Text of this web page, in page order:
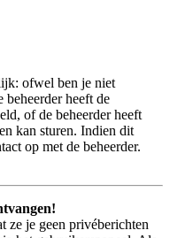
ofwel ben je niet
beheerder heeft de
of de beheerder heeft
kan sturen. Indien dit
op met de beheerder.
ze je geen privéberichten